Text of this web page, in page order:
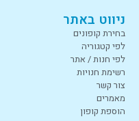
ניווט באתר
בחירת קופונים
לפי קטגוריה
לפי חנות / אתר
רשימת חנויות
צור קשר
מאמרים
הוספת קופון